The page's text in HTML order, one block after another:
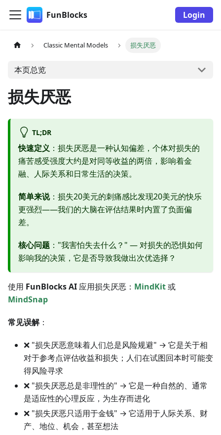
FunBlocks Login
Classic Mental Models 损失厌恶
本页总览
损失厌恶
TL;DR
快速定义 ：损失厌恶是一种认知偏差，个体对损失的
痛苦感受强度大约是对同等收益的两倍，影响着金
融、人际关系和日常生活的决策。
简单来说：损失20美元的刺痛感比发现20美元的快乐
更强烈——我们的大脑在评估结果时内置了负面偏
差。
核心问题 ："我害怕失去什么？" — 对损失的恐惧如何
影响我的决策，它是否导致我做出次优选择？
使用 FunBlocks AI 应用损失厌恶： MindKit或
MindSnap
常见误解：
❌ "损失厌恶意味着人们总是风险规避" → 它是关于相
对于参考点评估收益和损失；人们在试图回本时可能变
得风险寻求
❌ "损失厌恶总是非理性的" → 它是一种自然的、通常
是适应性的心理反应，为生存而进化
❌ "损失厌恶只适用于金钱" → 它适用于人际关系、财
产、地位、机会，甚至想法